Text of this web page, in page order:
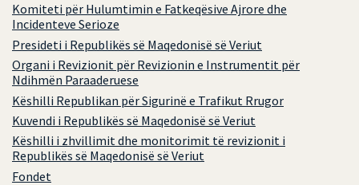
Komiteti për Hulumtimin e Fatkeqësive Ajrore dhe
Incidenteve Serioze
Presideti i Republikës së Maqedonisë së Veriut
Organi i Revizionit për Revizionin e Instrumentit për
Ndihmën Paraaderuese
Këshilli Republikan për Sigurinë e Trafikut Rrugor
Kuvendi i Republikës së Maqedonisë së Veriut
Këshilli i zhvillimit dhe monitorimit të revizionit i
Republikës së Maqedonisë së Veriut
Fondet